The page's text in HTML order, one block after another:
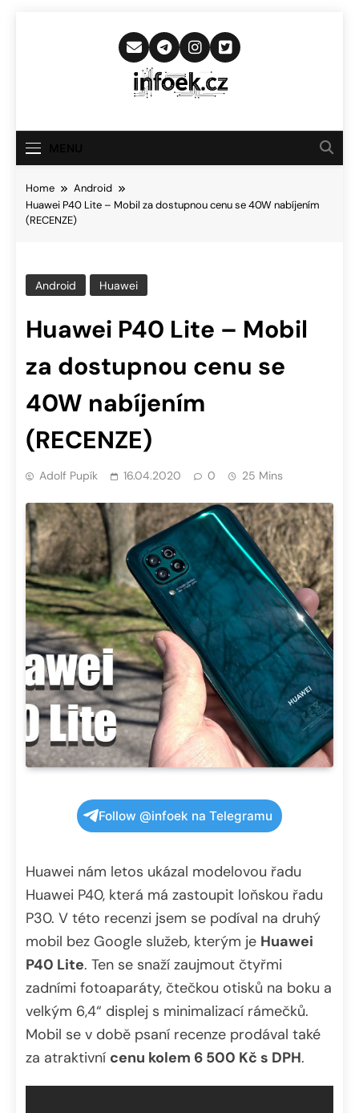
Infoek.cz
Novinkám
Home
Android
Huawei P40 Lite – Mobil za dostupnou cenu se 40W nabíjením
(RECENZE)
Android Huawei
Huawei P40 Lite – Mobil
za dostupnou cenu se
40W nabíjením
(RECENZE)
Adolf Pupík 16.04.2020 0 25 Mins
Follow @infoek na Telegramu
Huawei nám letos ukázal modelovou řadu
Huawei P40, která má zastoupit loňskou řadu
P30. V této recenzi jsem se podíval na druhý
mobil bez Google služeb, kterým je Huawei
P40 Lite. Ten se snaží zaujmout čtyřmi
zadními fotoaparáty, čtečkou otisků na boku a
velkým 6,4“ displej s minimalizací rámečků.
Mobil se v době psaní recenze prodával také
za atraktivní cenu kolem 6 500 Kč s DPH.